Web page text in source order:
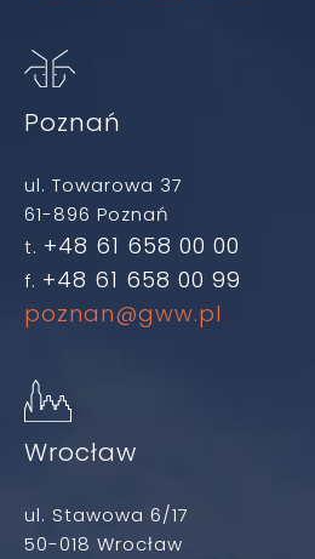
Poznań
ul. Towarowa 37
61-896 Poznań
t. +48 61 658 00 00
f. +48 61 658 00 99
poznan@gww.pl
Wrocław
ul. Stawowa 6/17
50-018 Wrocław